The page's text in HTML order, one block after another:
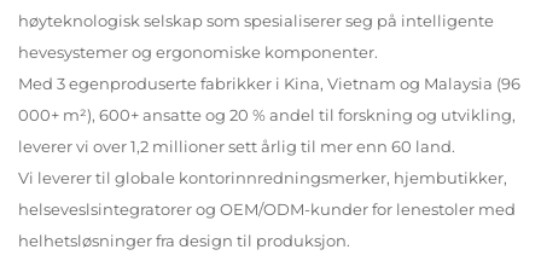
høyteknologisk selskap som spesialiserer seg på intelligente
hevesystemer og ergonomiske komponenter.
Med 3 egenproduserte fabrikker i Kina, Vietnam og Malaysia (96
000+ m²), 600+ ansatte og 20 % andel til forskning og utvikling,
leverer vi over 1,2 millioner sett årlig til mer enn 60 land.
Vi leverer til globale kontorinnredningsmerker, hjembutikker,
helseveslsintegratorer og OEM/ODM-kunder for lenestoler med
helhetsløsninger fra design til produksjon.